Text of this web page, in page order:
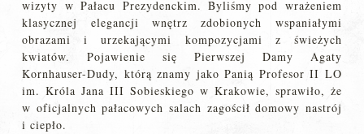
wizyty w Pałacu Prezydenckim. Byliśmy pod wrażeniem
klasycznej elegancji wnętrz zdobionych wspaniałymi
obrazami i urzekającymi kompozycjami z świeżych
kwiatów. Pojawienie się Pierwszej Damy Agaty
Kornhauser-Dudy, którą znamy jako Panią Profesor II LO
im. Króla Jana III Sobieskiego w Krakowie, sprawiło, że
w oficjalnych pałacowych salach zagościł domowy nastrój
i ciepło.